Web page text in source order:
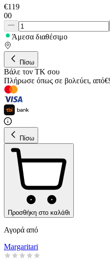
€119
00
Άμεσα διαθέσιμο
Πίσω
Βάλε τον ΤΚ σου
Πλήρωσε όπως σε βολεύει, από€
Πίσω
Προσθήκη στο καλάθι
Αγορά από
Margaritari